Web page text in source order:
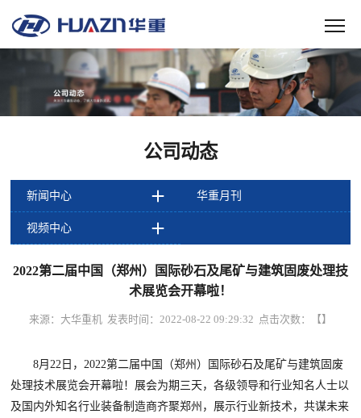
公司动态
新闻中心 华重月刊
视频中心
2022第二届中国（郑州）国际砂石及尾矿与建筑固废处理技
术展览会开幕啦！
来源：大华重机 发表时间：2022-08-22 09:29:32 点击次数： 【】
8月22日，2022第二届中国（郑州）国际砂石及尾矿与建筑固废
处理技术展览会开幕啦！展会为期三天，各级领导和行业知名人士以
及国内外知名行业装备制造商齐聚郑州，展示行业新技术，共谋未来